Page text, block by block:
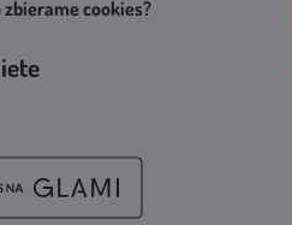
zbierame cookies?